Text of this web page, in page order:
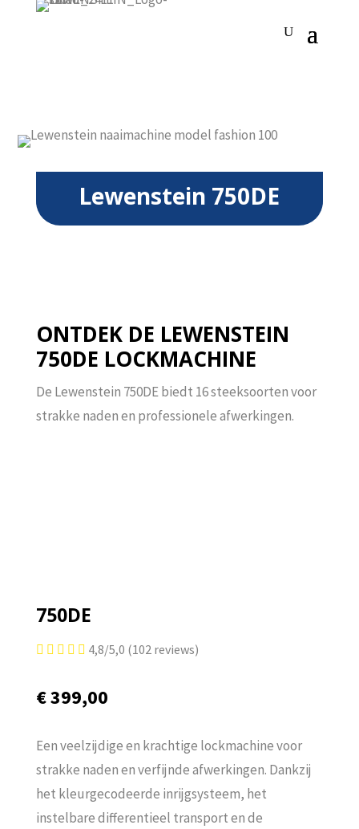
Lewenstein 750DE
ONTDEK DE LEWENSTEIN
750DE LOCKMACHINE
De Lewenstein 750DE biedt 16 steeksoorten voor
strakke naden en professionele afwerkingen.
750DE
     4,8/5,0 (102 reviews)
€399,00
Een veelzijdige en krachtige lockmachine voor
strakke naden en verfijnde afwerkingen. Dankzij
het kleurgecodeerde inrijgsysteem, het
instelbare differentieel transport en de